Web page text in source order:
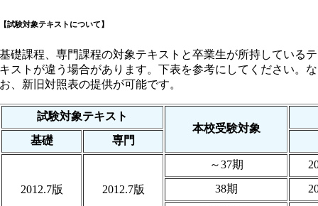
【試験対象テキストについて】
基礎課程、専門課程の対象テキストと卒業生が所持しているテ
キストが違う場合があります。下表を参考にしてください。な
お、新旧対照表の提供が可能です。
試験対象テキスト
本校受験対象
基礎
専門
2012.7版 2012.7版
～37期
38期